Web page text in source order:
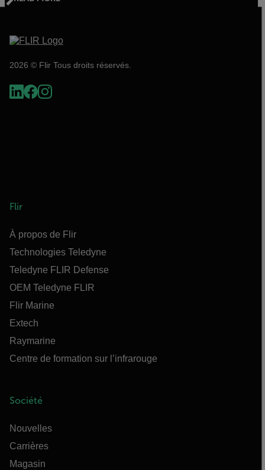
2026 © Flir Tous droits réservés.
Flir
À propos de Flir
Technologies Teledyne
Teledyne FLIR Defense
OEM Teledyne FLIR
Flir Marine
Extech
Raymarine
Centre de formation sur l’infrarouge
Société
Nouvelles
Carrières
Magasin